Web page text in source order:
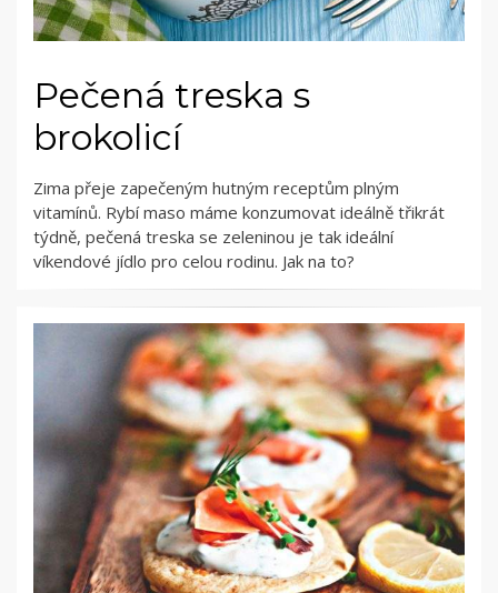
Pečená treska s
brokolicí
Zima přeje zapečeným hutným receptům plným
vitamínů. Rybí maso máme konzumovat ideálně třikrát
týdně, pečená treska se zeleninou je tak ideální
víkendové jídlo pro celou rodinu. Jak na to?